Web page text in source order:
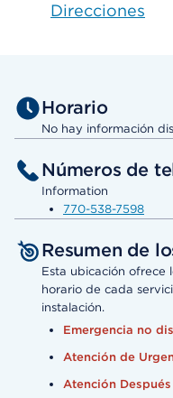
Direcciones
Horario
No hay información
Números de
Information
770-538-7598
Resumen de
Esta ubicación ofrece
horario de cada
instalación.
Emergencia no
Atención de
Atención